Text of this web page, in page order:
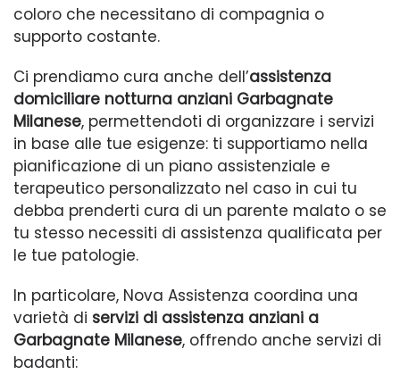
coloro che necessitano di compagnia o
supporto costante.
Ci prendiamo cura anche dell’assistenza
domiciliare notturna anziani Garbagnate
Milanese, permettendoti di organizzare i servizi
in base alle tue esigenze: ti supportiamo nella
pianificazione di un piano assistenziale e
terapeutico personalizzato nel caso in cui tu
debba prenderti cura di un parente malato o se
tu stesso necessiti di assistenza qualificata per
le tue patologie.
In particolare, Nova Assistenza coordina una
varietà di servizi di assistenza anziani a
Garbagnate Milanese, offrendo anche servizi di
badanti: